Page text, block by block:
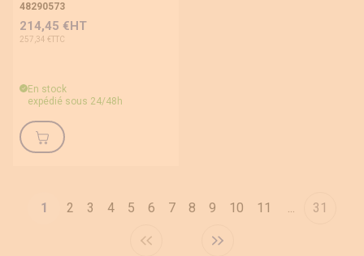
48290573
257,34 €
214,45 €
En stock
expédié sous 24/48h
Vous lisez actuellement la page
1 Page
2 Page
3 Page
4 Page
5 Page
6 Page
7 Page
8 Page
9 Page
10 Page
11 ...
Page
31